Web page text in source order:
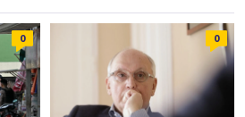
0 0